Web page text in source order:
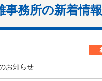
事務所の新着情報
お知らせ